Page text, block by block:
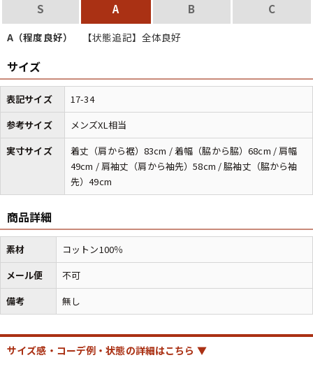
Search by Maniacマニアックから探す
Tシャツ
Tシャツ
Tシャツ
USA製
すべてのマニアックを見る
Search by Period
90年代 80年代 70年代
60年代
すべての年代を見る
S A B C
A（程度良好） 【状態追記】全体良好
サイズ
表記サイズ
17-34
参考サイズ
メンズXL相当
実寸サイズ
着丈（肩から裾）83cm / 着幅（脇から脇）68cm / 肩幅
49cm / 肩袖丈（肩から袖先）58cm / 脇袖丈（脇から袖
先）49cm
商品詳細
素材
コットン100％
メール便
不可
備考
無し
サイズ感・コーデ例・状態の詳細はこちら ▼